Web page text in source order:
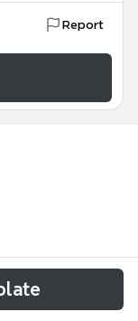
Report